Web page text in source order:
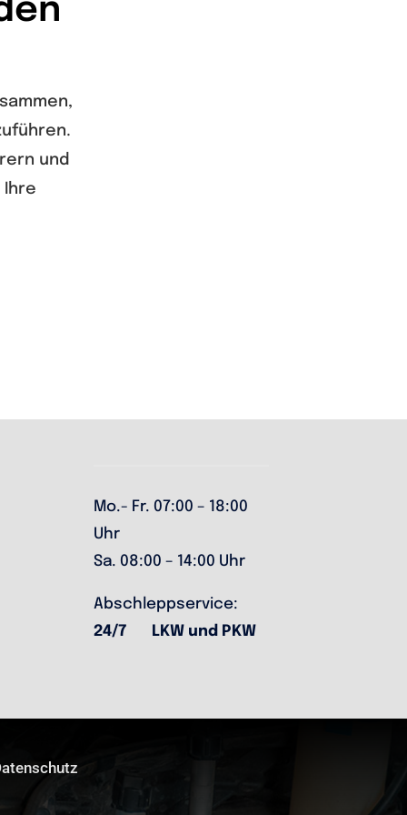
und
Ihre
Mo.- Fr. 07:00 – 18:00
Uhr
Sa. 08:00 – 14:00 Uhr
Abschleppservice:
24/7 LKW und PKW